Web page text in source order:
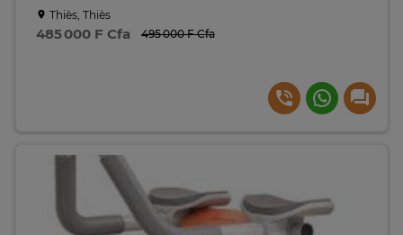
Thiès, Thiès
485 000 F Cfa 495 000 F Cfa